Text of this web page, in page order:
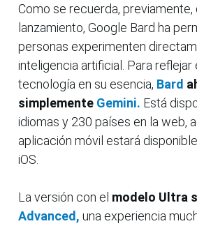
Como se recuerda, previamente,
lanzamiento, Google Bard ha
personas experimenten
inteligencia artificial. Para
tecnología en su esencia, Bard
simplemente Gemini. Está
idiomas y 230 países en la web,
aplicación móvil estará
iOS.
La versión con el modelo Ultra
Advanced, una experiencia